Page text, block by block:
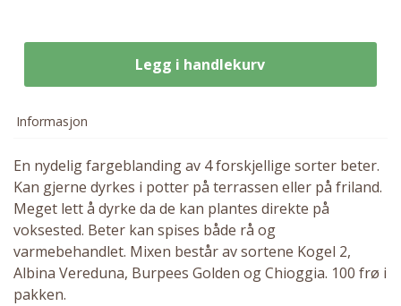
Legg i handlekurv
Informasjon
En nydelig fargeblanding av 4 forskjellige sorter beter.
Kan gjerne dyrkes i potter på terrassen eller på friland.
Meget lett å dyrke da de kan plantes direkte på
voksested. Beter kan spises både rå og
varmebehandlet. Mixen består av sortene Kogel 2,
Albina Vereduna, Burpees Golden og Chioggia. 100 frø i
pakken.